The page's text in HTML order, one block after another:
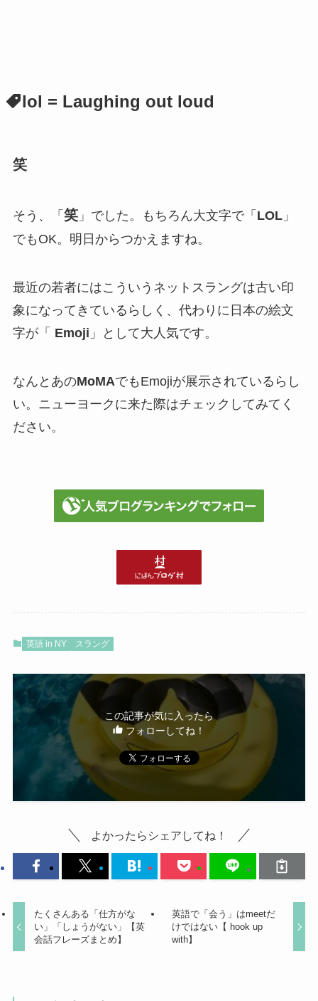
lol = Laughing out loud
笑
そう、「 笑」でした。もちろん大文字で「 LOL」
でもOK。 明日からつかえますね。
最近の若者にはこういうネットスラングは古い印
象になってきているらしく、代わりに日本の絵文
字が「 Emoji 」として大人気です。
なんとあのMoMAでもEmojiが展示されているらし
い。ニューヨークに来た際はチェックしてみてく
ださい。
英語 in NY スラング
この記事が気に入ったら
フォローしてね！
よかったらシェアしてね！
たくさんある「仕方がな
い」「しょうがない」【英
会話フレーズまとめ】
英語で「会う」はmeetだ
けではない【 hook up
with】